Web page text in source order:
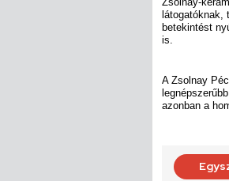
látogatóknak,
betekintést
is.
A Zsolnay
azonban a